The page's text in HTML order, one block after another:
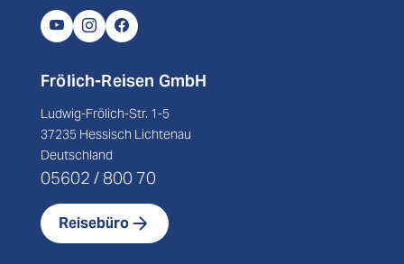
Frölich-Reisen GmbH
Ludwig-Frölich-Str. 1-5
37235 Hessisch Lichtenau
Deutschland
05602 / 800 70
Reisebüro